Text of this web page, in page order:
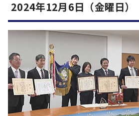
2024年12月6日（金曜日）